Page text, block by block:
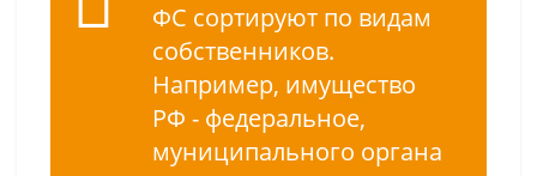
ФС сортируют по видам
собственников.
Например, имущество
РФ - федеральное,
муниципального органа